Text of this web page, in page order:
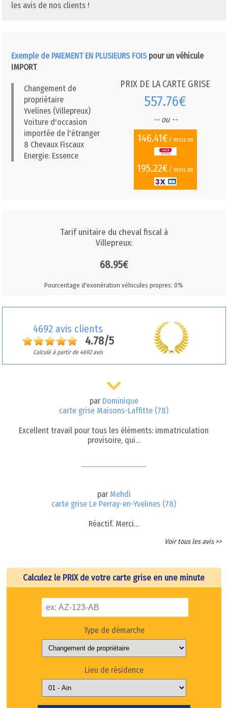
les avis de nos clients !
Exemple de PAIEMENT EN PLUSIEURS FOIS pour un véhicule
IMPORT
Changement de
propriétaire
Yvelines (Villepreux)
Voiture d'occasion
importée de l'étranger
8 Chevaux Fiscaux
Energie: Essence
PRIX DE LA CARTE GRISE
557.76€
-- ou --
146.41€/ mois en
195.22€ / mois en
Tarif unitaire du cheval fiscal à
Villepreux:
68.95€
Pourcentage d'exonération véhicules propres: 0%
4692 avis clients
4.78/5
Calculé à partir de 4692 avis
par Dominique
carte grise Maisons-Laffitte (78)
Excellent travail pour tous les éléments: immatriculation
provisoire, qui…
par Mehdi
carte grise Le Perray-en-Yvelines (78)
Réactif. Merci…
Voir tous les avis >>
Calculez le PRIX de votre carte grise en une minute
Type de démarche
Lieu de résidence